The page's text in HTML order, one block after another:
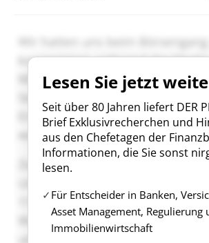
Lesen Sie jetzt
Seit über 80 Jahren liefert DER
Brief Exklusivrecherchen und
aus den Chefetagen der
Informationen, die Sie sonst
lesen.
Für Entscheider in Banken,
Asset Management, Regulierung
Immobilienwirtschaft